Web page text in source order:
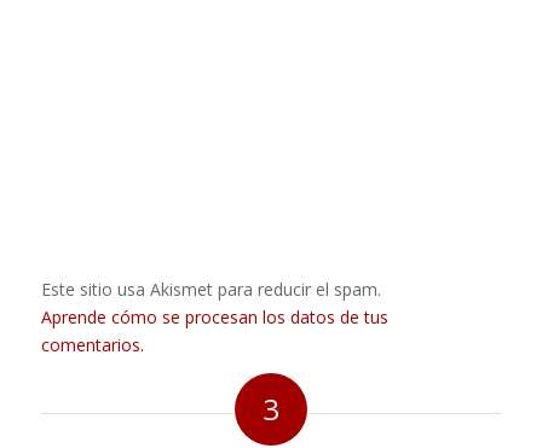
Este sitio usa Akismet para reducir el spam.
Aprende cómo se procesan los datos de tus
comentarios.
3